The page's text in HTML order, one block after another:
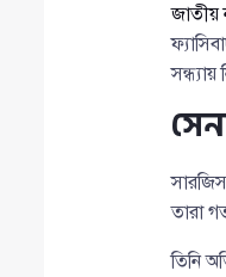
জাতীয়
তারা
তিনি